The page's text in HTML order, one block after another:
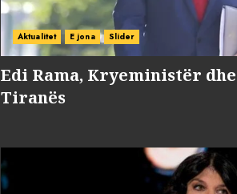
Aktualitet E jona Slider
Edi Rama, Kryeministër
Tiranës